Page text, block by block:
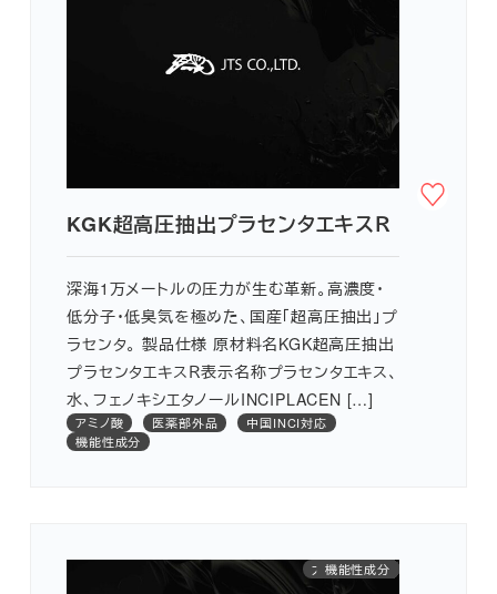
KGK超高圧抽出プラセンタエキスＲ
深海1万メートルの圧力が生む革新。高濃度・
低分子・低臭気を極めた、国産「超高圧抽出」プ
ラセンタ。 製品仕様 原材料名KGK超高圧抽出
プラセンタエキスＲ表示名称プラセンタエキス、
水、フェノキシエタノールINCIPLACEN […]
アミノ酸 医薬部外品
中国INCI対応
機能性成分
ヘアケア
消臭
創傷治癒
保湿
美白
シワ
くすみ
抗炎症
敏感肌
ニキビ
かゆみ
紫外線対策
抗酸化
アミノ酸
大学共同研究
機能性成分